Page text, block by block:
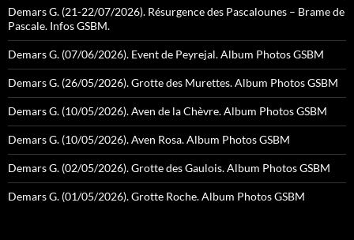
Demars G. (21-22/07/2026). Résurgence des Pascalounes – Brame de
Pascale. Infos GSBM.
Demars G. (07/06/2026). Event de Peyrejal. Album Photos GSBM
Demars G. (26/05/2026). Grotte des Murettes. Album Photos GSBM
Demars G. (10/05/2026). Aven de la Chèvre. Album Photos GSBM
Demars G. (10/05/2026). Aven Rosa. Album Photos GSBM
Demars G. (02/05/2026). Grotte des Gaulois. Album Photos GSBM
Demars G. (01/05/2026). Grotte Roche. Album Photos GSBM